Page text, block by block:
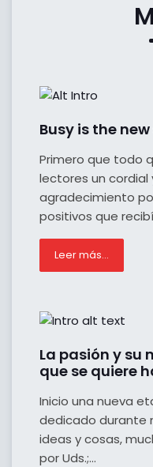
Busy is the
Primero que todo
lectores un
agradecimiento
positivos que
Leer más…
La pasión y su
que se quiere
Inicio una nueva
dedicado durante
ideas y cosas,
por Uds.;...